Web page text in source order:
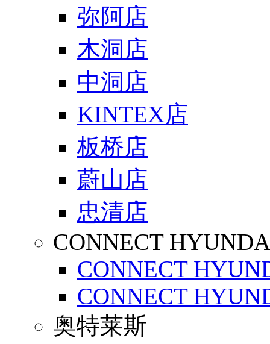
弥阿店
木洞店
中洞店
KINTEX店
板桥店
蔚山店
忠清店
CONNECT
CONNECT
CONNECT
奥特莱斯